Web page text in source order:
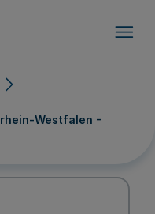
Westfalen -